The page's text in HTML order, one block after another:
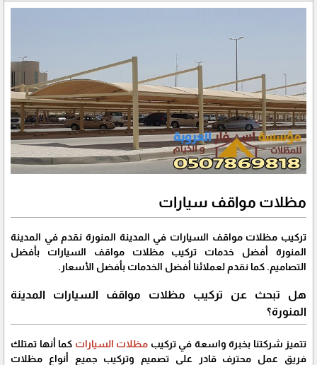
مظلات مواقف سيارات
تركيب مظلات مواقف السيارات في المدينة المنورة نقدم في المدينة
المنورة أفضل خدمات تركيب مظلات مواقف السيارات بأفضل
التصاميم. كما نقدم لعملائنا أفضل الخدمات بأفضل الأسعار.
هل تبحث عن تركيب مظلات مواقف السيارات المدينة
المنورة؟
تتميز شركتنا بخبرة واسعة في تركيب مظلات السيارات كما أنها تمتلك
فريق عمل محترف قادر على تصميم وتركيب جميع أنواع مظلات